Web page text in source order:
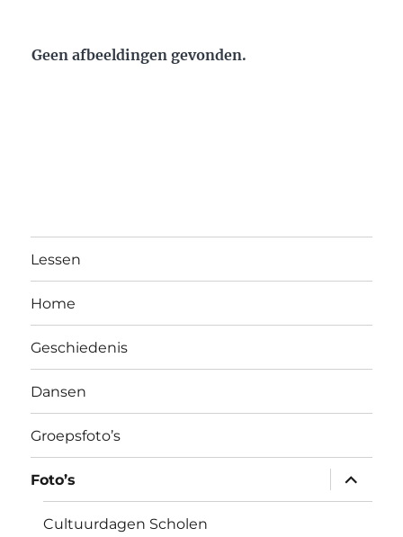
Geen afbeeldingen gevonden.
Lessen
Home
Geschiedenis
Dansen
Groepsfoto’s
Foto’s
expand
child
menu
Cultuurdagen Scholen